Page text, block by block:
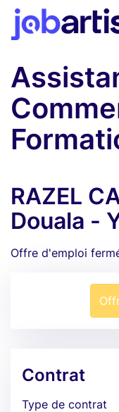
RAZEL
Douala -
Offre d'emploi
Contrat
Type de contrat